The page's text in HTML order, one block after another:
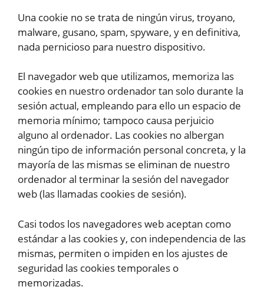
Una cookie no se trata de ningún virus, troyano,
malware, gusano, spam, spyware, y en definitiva,
nada pernicioso para nuestro dispositivo.
El navegador web que utilizamos, memoriza las
cookies en nuestro ordenador tan solo durante la
sesión actual, empleando para ello un espacio de
memoria mínimo; tampoco causa perjuicio
alguno al ordenador. Las cookies no albergan
ningún tipo de información personal concreta, y la
mayoría de las mismas se eliminan de nuestro
ordenador al terminar la sesión del navegador
web (las llamadas cookies de sesión).
Casi todos los navegadores web aceptan como
estándar a las cookies y, con independencia de las
mismas, permiten o impiden en los ajustes de
seguridad las cookies temporales o
memorizadas.